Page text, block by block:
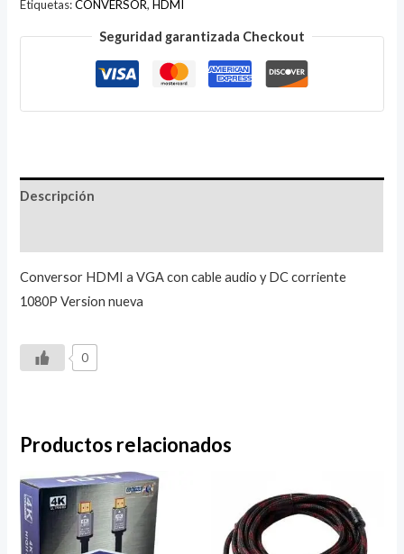
Etiquetas:CONVERSOR,HDMI
Seguridad garantizada Checkout
Descripción
Conversor HDMI a VGA con cable audio y DC corriente
1080P Version nueva
0
Productos relacionados